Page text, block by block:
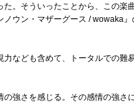
。そういったことから、この楽
ウン・マザーグース / wowaka』
なども含めて、トータルでの難
強さを感じる。その感情の強さ